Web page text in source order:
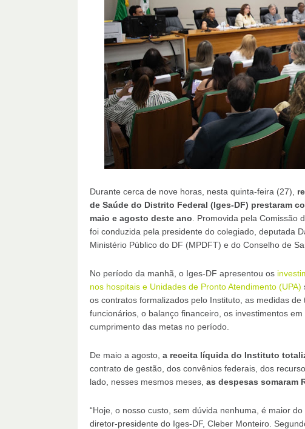
Durante cerca de nove horas, nesta quinta-feira (27),
de Saúde do Distrito Federal (Iges-DF) prestaram
maio e agosto deste ano . Promovida pela Comissão
foi conduzida pela presidente do colegiado, deputada
Ministério Público do DF (MPDFT) e do Conselho de
No período da manhã, o Iges-DF apresentou os
nos hospitais e Unidades de Pronto Atendimento (UPA)
os contratos formalizados pelo Instituto, as medidas
funcionários, o balanço financeiro, os investimentos
cumprimento das metas no período.
De maio a agosto, a receita líquida do Instituto
contrato de gestão, dos convênios federais, dos
lado, nesses mesmos meses, as despesas somaram
“Hoje, o nosso custo, sem dúvida nenhuma, é maior
diretor-presidente do Iges-DF, Cleber Monteiro.